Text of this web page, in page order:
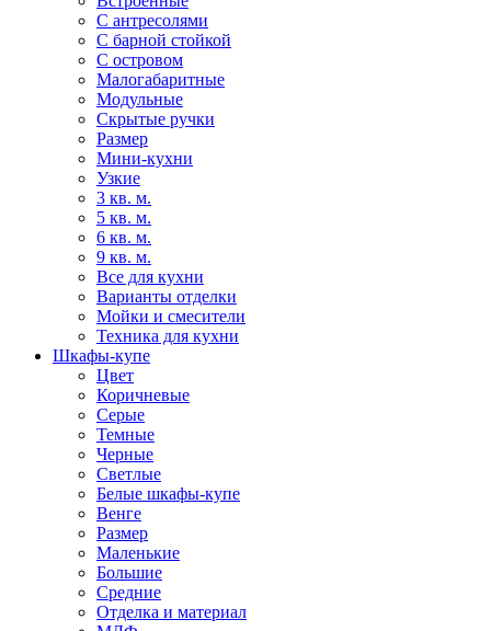
С антресолями
С барной стойкой
С островом
Малогабаритные
Модульные
Скрытые ручки
Размер
Мини-кухни
Узкие
3 кв. м.
5 кв. м.
6 кв. м.
9 кв. м.
Все для кухни
Варианты отделки
Мойки и смесители
Техника для кухни
Шкафы-купе
Цвет
Коричневые
Серые
Темные
Черные
Светлые
Белые шкафы-купе
Венге
Размер
Маленькие
Большие
Средние
Отделка и материал